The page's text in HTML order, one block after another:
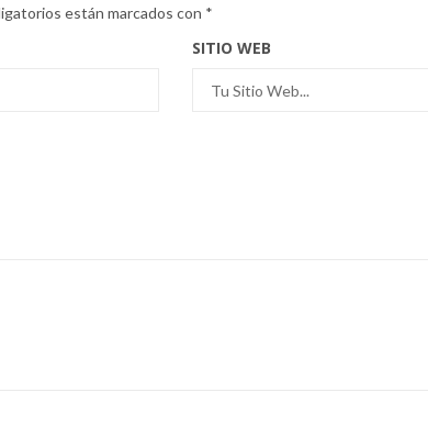
están marcados con *
SITIO WEB